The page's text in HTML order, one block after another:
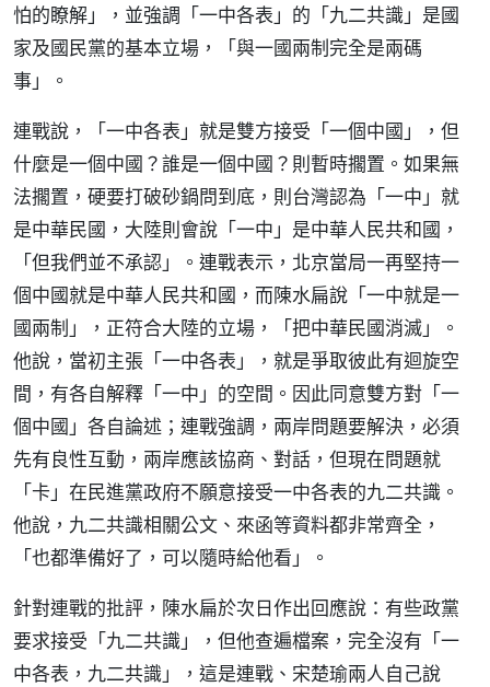
怕的瞭解」，並強調「一中各表」的「九二共識」是國
家及國民黨的基本立場，「與一國兩制完全是兩碼
事」。
連戰說，「一中各表」就是雙方接受「一個中國」，但
什麼是一個中國？誰是一個中國？則暫時擱置。如果無
法擱置，硬要打破砂鍋問到底，則台灣認為「一中」就
是中華民國，大陸則會說「一中」是中華人民共和國，
「但我們並不承認」。連戰表示，北京當局一再堅持一
個中國就是中華人民共和國，而陳水扁說「一中就是一
國兩制」，正符合大陸的立場，「把中華民國消滅」。
他說，當初主張「一中各表」，就是爭取彼此有迴旋空
間，有各自解釋「一中」的空間。因此同意雙方對「一
個中國」各自論述；連戰強調，兩岸問題要解決，必須
先有良性互動，兩岸應該協商、對話，但現在問題就
「卡」在民進黨政府不願意接受一中各表的九二共識。
他說，九二共識相關公文、來函等資料都非常齊全，
「也都準備好了，可以隨時給他看」。
針對連戰的批評，陳水扁於次日作出回應說：有些政黨
要求接受「九二共識」，但他查遍檔案，完全沒有「一
中各表，九二共識」，這是連戰、宋楚瑜兩人自己說